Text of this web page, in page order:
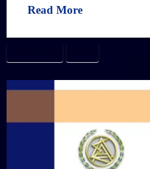
Read More